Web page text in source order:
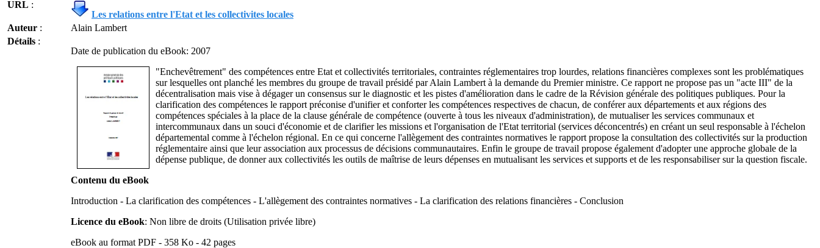
URL :
Les relations entre l'Etat et les collectivites locales
Auteur :
Alain Lambert
Détails :
Date de publication du eBook: 2007
"Enchevêtrement" des compétences entre Etat et collectivités territoriales, contraintes réglementaires trop lourdes, relations financières complexes sont les problématiques
sur lesquelles ont planché les membres du groupe de travail présidé par Alain Lambert à la demande du Premier ministre. Ce rapport ne propose pas un "acte III" de la
décentralisation mais vise à dégager un consensus sur le diagnostic et les pistes d'amélioration dans le cadre de la Révision générale des politiques publiques. Pour la
clarification des compétences le rapport préconise d'unifier et conforter les compétences respectives de chacun, de conférer aux départements et aux régions des
compétences spéciales à la place de la clause générale de compétence (ouverte à tous les niveaux d'administration), de mutualiser les services communaux et
intercommunaux dans un souci d'économie et de clarifier les missions et l'organisation de l'Etat territorial (services déconcentrés) en créant un seul responsable à l'échelon
départemental comme à l'échelon régional. En ce qui concerne l'allègement des contraintes normatives le rapport propose la consultation des collectivités sur la production
réglementaire ainsi que leur association aux processus de décisions communautaires. Enfin le groupe de travail propose également d'adopter une approche globale de la
dépense publique, de donner aux collectivités les outils de maîtrise de leurs dépenses en mutualisant les services et supports et de les responsabiliser sur la question fiscale.
Contenu du eBook
Introduction - La clarification des compétences - L'allègement des contraintes normatives - La clarification des relations financières - Conclusion
Licence du eBook: Non libre de droits (Utilisation privée libre)
eBook au format PDF - 358 Ko - 42 pages